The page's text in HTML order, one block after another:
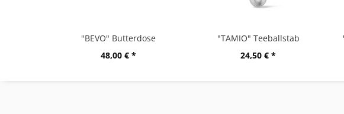
"BEVO" Butterdose
48,00 € *
"TAMIO" Teeballstab
24,50 € *